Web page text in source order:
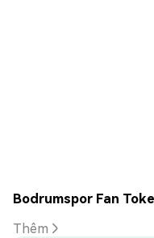
Bodrumspor Fan
Thêm